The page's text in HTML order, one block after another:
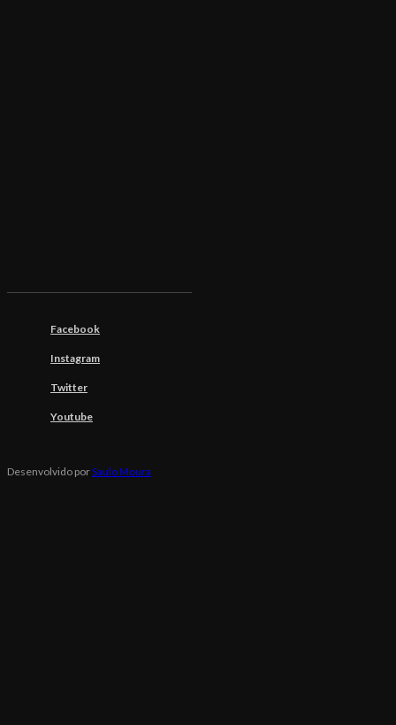
Facebook
Instagram
Twitter
Youtube
Desenvolvido porSaulo Moura